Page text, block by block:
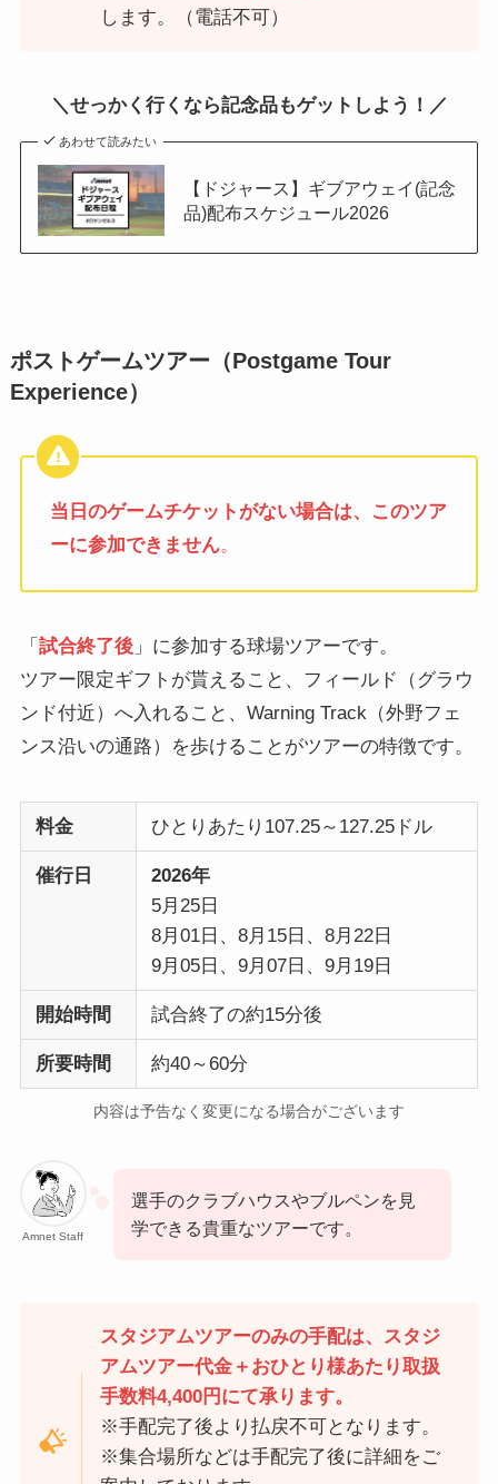
します。（電話不可）
＼せっかく行くなら記念品もゲットしよう！／
あわせて読みたい
【ドジャース】ギブアウェイ(記念
品)配布スケジュール2026
ポストゲームツアー（Postgame Tour
Experience）
当日のゲームチケットがない場合は、このツア
ーに参加できません。
「 試合終了後」に参加する球場ツアーです。
ツアー限定ギフトが貰えること、フィールド（グラウ
ンド付近）へ入れること、Warning Track（外野フェ
ンス沿いの通路）を歩けることがツアーの特徴です。
料金 ひとりあたり107.25～127.25ドル
催行日
2026年
5月25日
8月01日、8月15日、8月22日
9月05日、9月07日、9月19日
開始時間 試合終了の約15分後
所要時間 約40～60分
内容は予告なく変更になる場合がございます
Amnet Staff
選手のクラブハウスやブルペンを見
学できる貴重なツアーです。
スタジアムツアーのみの手配は、スタジ
アムツアー代金＋おひとり様あたり取扱
手数料4,400円にて承ります。
※手配完了後より払戻不可となります。
※集合場所などは手配完了後に詳細をご